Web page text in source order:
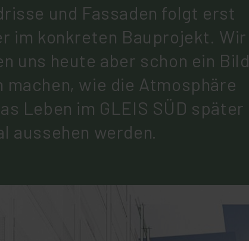
und Fassaden folgt erst
im konkreten Bauprojekt. Wir
uns heute aber schon ein Bild
machen, wie die Atmosphäre
Leben im GLEIS SÜD später
aussehen werden.